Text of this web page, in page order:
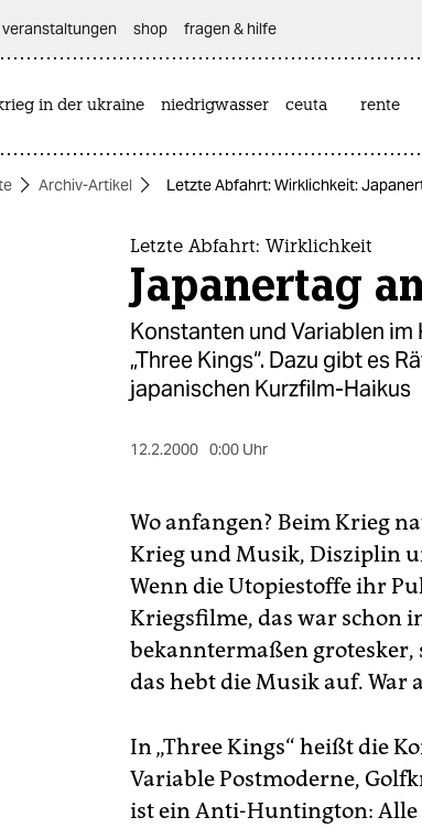
veranstaltungen shop fragen & hilfe
in der ukraine niedrigwasser ceuta rente
Archiv-Artikel Letzte Abfahrt: Wirklichkeit:
Letzte Abfahrt: Wirklichkeit
Japanertag
Konstanten und Variablen im
„Three Kings“. Dazu gibt es
japanischen Kurzfilm-Haikus
12.2.2000 0:00 Uhr
Wo anfangen? Beim Krieg
Krieg und Musik, Disziplin
Wenn die Utopiestoffe ihr
Kriegsfilme, das war schon
bekanntermaßen
das hebt die Musik auf. War
In „Three Kings“ heißt die
Variable Postmoderne,
ist ein Anti-Huntington: Alle